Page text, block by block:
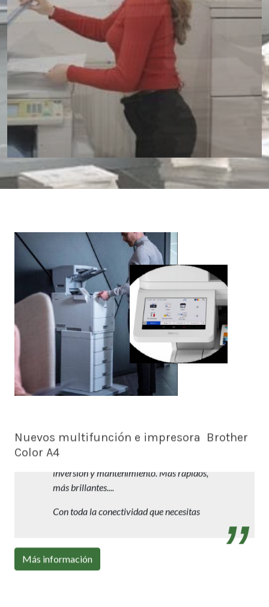
Nuevos multifunción e impresora Brother
Color A4
Trabajos profesionales en A4 con reducida
Con toda la conectividad que necesitas